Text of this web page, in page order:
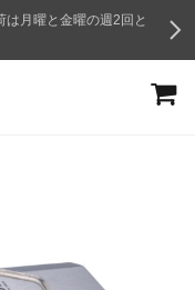
月曜と金曜の週2回と